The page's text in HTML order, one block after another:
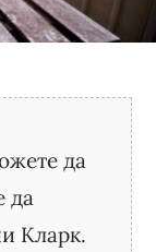
да
да
Кларк.